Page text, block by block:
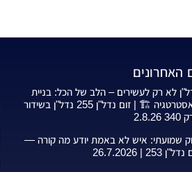
האחרונים
לא רק לעשירים – הלב של הכל: בניית
האסטרטגיה 🏗️ | זום נדל"ן 255 נדל"ן בשידור
שמועתי: איש לא באמת יודע מה קורה —
253 | 26.7.2026